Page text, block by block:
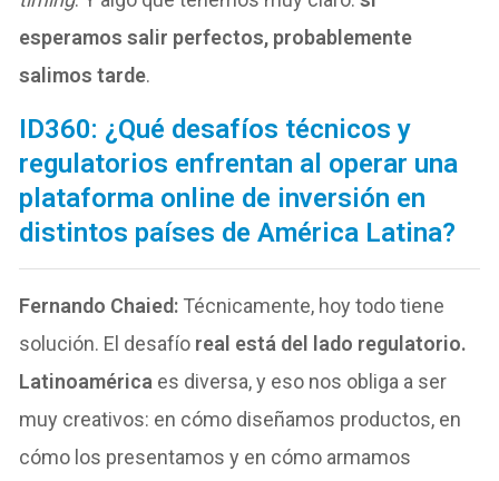
esperamos salir perfectos, probablemente
salimos tarde.
ID360: ¿Qué desafíos técnicos y
regulatorios enfrentan al operar una
plataforma online de inversión en
distintos países de América Latina?
Fernando Chaied: Técnicamente, hoy todo tiene
solución. El desafío real está del lado regulatorio.
Latinoamérica es diversa, y eso nos obliga a ser
muy creativos: en cómo diseñamos productos, en
cómo los presentamos y en cómo armamos